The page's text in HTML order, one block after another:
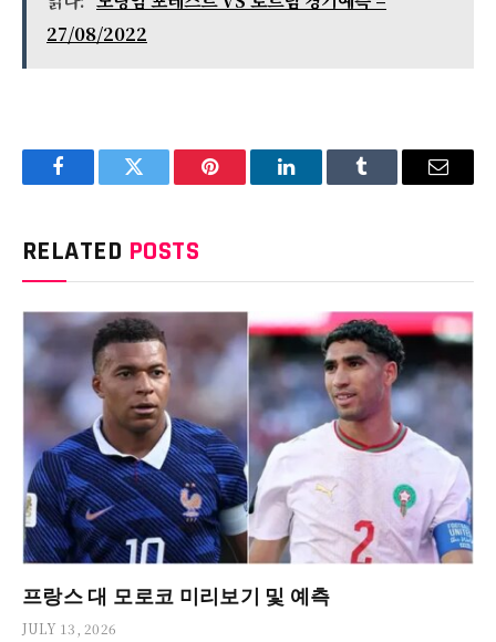
27/08/2022
FacebookTwitter Pinterest LinkedInTumblr Email
RELATED POSTS
프랑스 대 모로코 미리보기 및 예측
JULY 13, 2026